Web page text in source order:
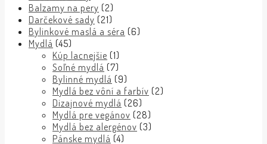
Balzamy na pery (2)
Darčekové sady (21)
Bylinkové maslá a séra (6)
Mydlá (45)
Kúp lacnejšie (1)
Soľné mydlá (7)
Bylinné mydlá (9)
Mydlá bez vôní a farbív (2)
Dizajnové mydlá (26)
Mydlá pre vegánov (28)
Mydlá bez alergénov (3)
Pánske mydlá (4)